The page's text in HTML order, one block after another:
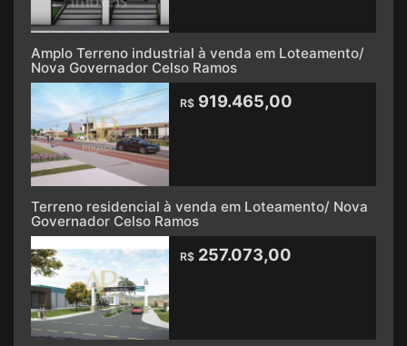
Amplo Terreno industrial à venda em Loteamento/
Nova Governador Celso Ramos
R$ 919.465,00
Terreno residencial à venda em Loteamento/ Nova
Governador Celso Ramos
R$ 257.073,00